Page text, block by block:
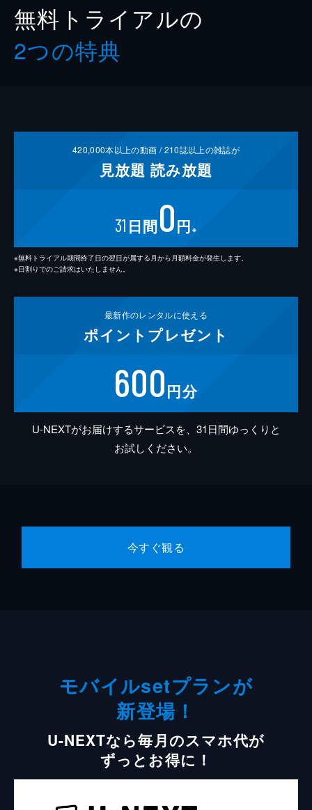
無料トライアルの
2つの特典
420,000本以上の動画 /210誌以上の雑誌が
見放題 読み放題
31 日間0円 ※
※無料トライアル期間終了日の翌日が属する月から月額料金が発生します。
※日割りでのご請求はいたしません。
最新作のレンタルに使える
ポイント プレゼント
600円分
U-NEXTがお届けするサービスを、31日間ゆっくりと
お試しください。
今すぐ観る
モバイルsetプランが
新登場！
U-NEXTなら毎月のスマホ代が
ずっとお得に！